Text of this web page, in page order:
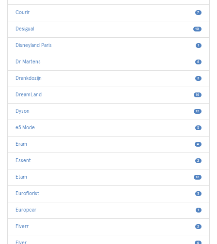
Courir 7
Desigual 10
Disneyland Paris 1
Dr Martens 6
Drankdozijn 3
DreamLand 16
Dyson 12
e5 Mode 5
Eram 4
Essent 2
Etam 12
Euroflorist 3
Europcar 1
Fiverr 2
Flyer 4